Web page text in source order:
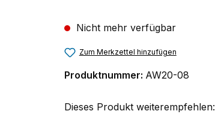
Nicht mehr verfügbar
Zum Merkzettel hinzufügen
Produktnummer: AW20-08
Dieses Produkt weiterempfehlen: